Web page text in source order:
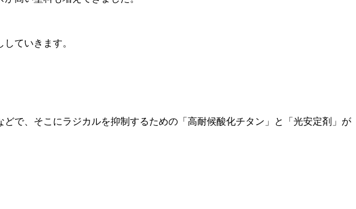
ていきます。
で、そこにラジカルを抑制するための「高耐候酸化チタン」と「光安定剤」が